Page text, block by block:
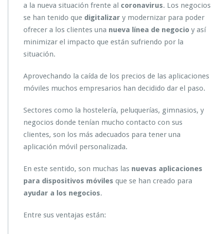
V
I
-
1
c
r
n
a
v
s
p
a la nueva situación frente al coronavirus. Los negocios
se han tenido que digitalizar y modernizar para poder
ofrecer a los clientes una nueva línea de negocio y así
minimizar el impacto que están sufriendo por la
situación.
Aprovechando la caída de los precios de las aplicaciones
móviles muchos empresarios han decidido dar el paso.
Sectores como la hostelería, peluquerías, gimnasios, y
negocios donde tenían mucho contacto con sus
clientes, son los más adecuados para tener una
aplicación móvil personalizada.
En este sentido, son muchas las nuevas aplicaciones
para dispositivos móviles que se han creado para
ayudar a los negocios.
Entre sus ventajas están: